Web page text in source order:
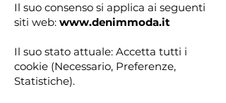
Il suo consenso si applica ai seguenti
siti web: www.denimmoda.it
Il suo stato attuale: Accetta tutti i
cookie (Necessario, Preferenze,
Statistiche).